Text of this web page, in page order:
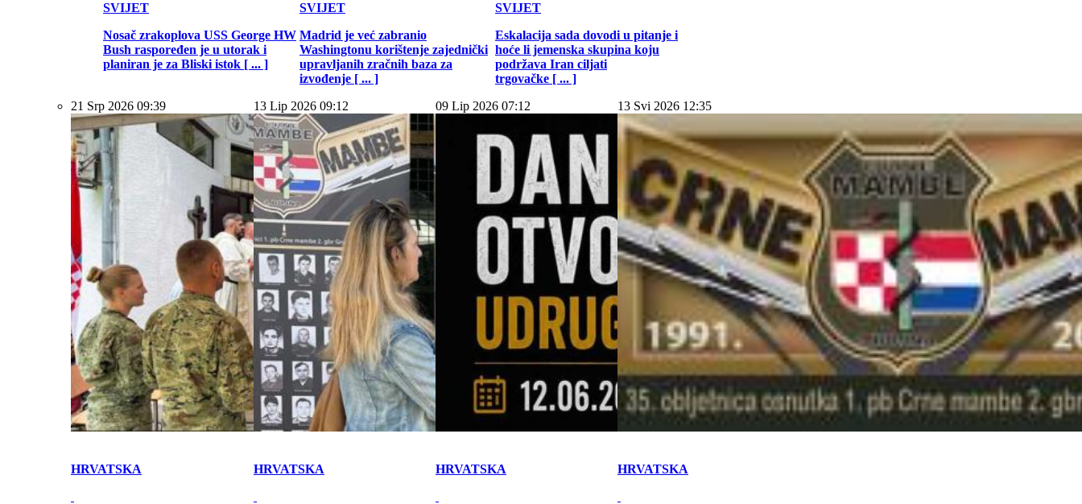
SVIJET
Nosač zrakoplova USS George HW
Bush raspoređen je u utorak i
planiran je za Bliski istok [ ... ]
SVIJET
Madrid je već zabranio
Washingtonu korištenje zajednički
upravljanih zračnih baza za
izvođenje [ ... ]
SVIJET
Eskalacija sada dovodi u pitanje i
hoće li jemenska skupina koju
podržava Iran ciljati
trgovačke [ ... ]
21 Srp 2026 09:39
HRVATSKA
13 Lip 2026 09:12
HRVATSKA
09 Lip 2026 07:12
HRVATSKA
13 Svi 2026 12:35
HRVATSKA